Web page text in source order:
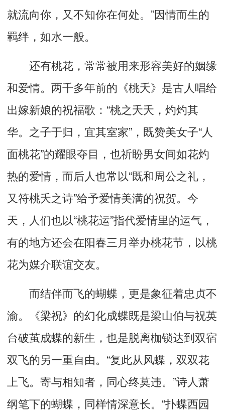
就流向你，又不知你在何处。”因情而生的
羁绊，如水一般。
还有桃花，常常被用来形容美好的姻缘
和爱情。两千多年前的《桃夭》是古人唱给
出嫁新娘的祝福歌：“桃之夭夭，灼灼其
华。之子于归，宜其室家”，既赞美女子“人
面桃花”的耀眼夺目，也祈盼男女间如花灼
热的爱情，而后人也常以“既和周公之礼，
又符桃夭之诗”给予爱情美满的祝贺。今
天，人们也以“桃花运”指代爱情里的运气，
有的地方还会在阳春三月举办桃花节，以桃
花为媒介联谊交友。
而结伴而飞的蝴蝶，更是象征着忠贞不
渝。《梁祝》的幻化成蝶既是梁山伯与祝英
台破茧成蝶的新生，也是脱离枷锁达到双宿
双飞的另一重自由。“复此从风蝶，双双花
上飞。寄与相知者，同心终莫违。”诗人萧
纲笔下的蝴蝶，同样情深意长。“扑蝶西园